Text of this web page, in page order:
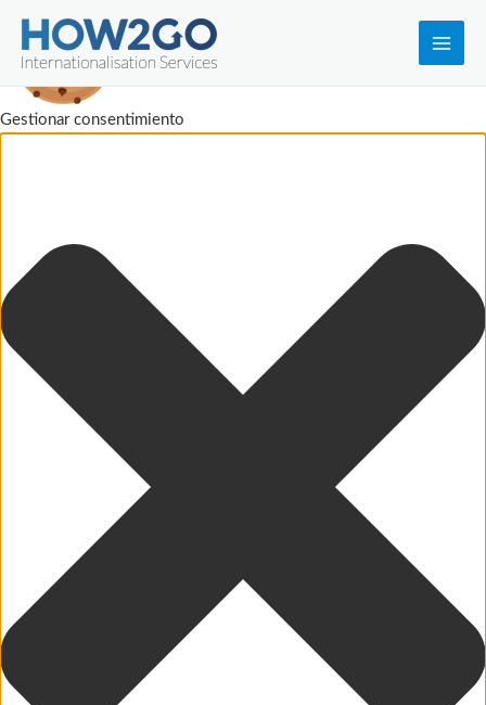
Gestionar consentimiento
Main